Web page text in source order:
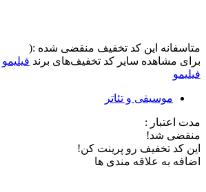
متاسفانه این کد تخفیف منقضی شده :(
برای مشاهده سایر کد تخفیف‌های برند فیلیمو
فیلیمو
موسیقی و تئاتر
مدت اعتبار :
منقضی شد!
این کد تخفیف رو پرینت کن!
اضافه به علاقه مندی ها